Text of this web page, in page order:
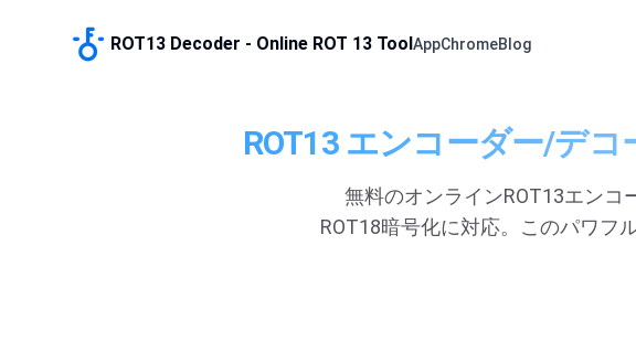
ROT13 Decoder - Online ROT 13 ToolAppChromeBlog
ROT13 エンコーダー/デ
無料のオンラインROT13エンコ
ROT18暗号化に対応。このパワフ